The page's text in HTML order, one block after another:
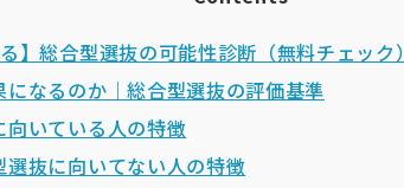
】総合型選抜の可能性診断（無料チェック）
になるのか｜総合型選抜の評価基準
向いている人の特徴
選抜に向いてない人の特徴